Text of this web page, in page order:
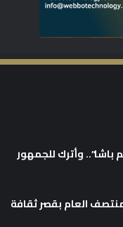
وأترك للجمهور
العام بقصر ثقافة